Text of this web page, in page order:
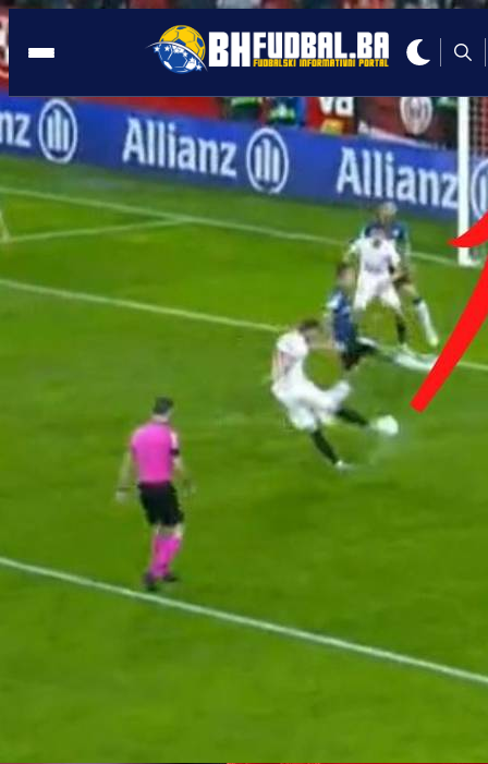
BIVŠI IGRAČ SEVILLE
Proslavljeni fudbaler gradi džamiju u
Sevilli nakon 700 godina
BHFudbal.ba 2
00:01, 22.05.2020